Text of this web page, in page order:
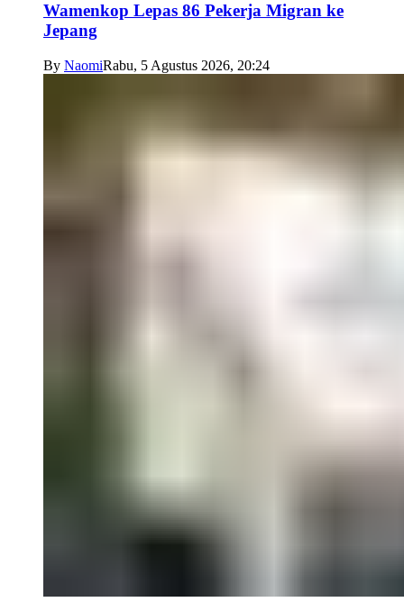
Wamenkop Lepas 86 Pekerja Migran ke
Jepang
By NaomiRabu, 5 Agustus 2026, 20:24